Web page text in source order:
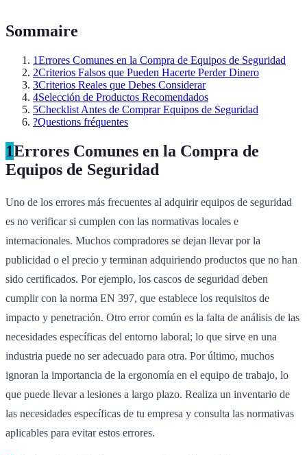
Sommaire
1Errores Comunes en la Compra de Equipos de Seguridad
2Criterios Falsos que Pueden Hacerte Perder Dinero
3Criterios Reales que Debes Considerar
4Selección de Productos Recomendados
5Checklist Antes de Comprar Equipos de Seguridad
?Questions fréquentes
1Errores Comunes en la Compra de
Equipos de Seguridad
Uno de los errores más frecuentes al adquirir equipos de seguridad
es no verificar si cumplen con las normativas locales e
internacionales. Muchos compradores se dejan llevar por la
publicidad o el precio y terminan adquiriendo productos que no han
sido certificados. Por ejemplo, los cascos de seguridad deben
cumplir con la norma EN 397, que establece los requisitos de
impacto y penetración. Otro error común es la falta de análisis de las
necesidades específicas del entorno laboral; lo que sirve en una
industria puede no ser adecuado para otra. Por último, muchos
ignoran la importancia de la ergonomía en el equipo de trabajo, lo
que puede llevar a lesiones a largo plazo. Realiza un inventario de
las necesidades específicas de tu empresa y consulta las normativas
aplicables para evitar estos errores.